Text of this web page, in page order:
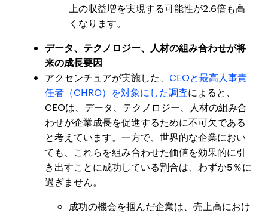
上の収益増を実現する可能性が2.6倍も高
くなります。
データ、テクノロジー、人材の組み合わせが将
来の成長要因
アクセンチュアが実施した、 CEOと最高人事責
任者（CHRO）を対象にした調査によると、
CEOは、データ、テクノロジー、人材の組み合
わせが企業成長を促進するために不可欠である
と考えています。一方で、世界的な企業におい
ても、これらを組み合わせた価値を効果的に引
き出すことに成功している割合は、わずか5％に
過ぎません。
成功の機会を掴んだ企業は、売上高におけ